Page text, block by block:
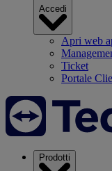
Accedi
Apri web
Ticket
Portale
Prodotti